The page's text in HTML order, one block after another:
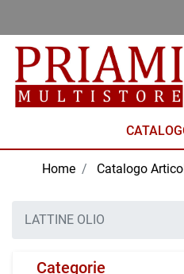
Home Catalogo
LATTINE OLIO
Categorie